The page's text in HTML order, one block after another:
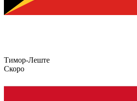
Тимор-Леште
Скоро